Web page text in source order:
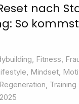
nach
So
, Fitness,
, Mindset,
Regeneration, Training